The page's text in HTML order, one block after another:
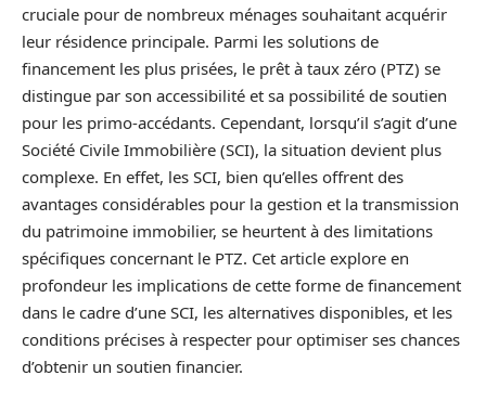
cruciale pour de nombreux ménages souhaitant acquérir
leur résidence principale. Parmi les solutions de
financement les plus prisées, le prêt à taux zéro (PTZ) se
distingue par son accessibilité et sa possibilité de soutien
pour les primo-accédants. Cependant, lorsqu’il s’agit d’une
Société Civile Immobilière (SCI), la situation devient plus
complexe. En effet, les SCI, bien qu’elles offrent des
avantages considérables pour la gestion et la transmission
du patrimoine immobilier, se heurtent à des limitations
spécifiques concernant le PTZ. Cet article explore en
profondeur les implications de cette forme de financement
dans le cadre d’une SCI, les alternatives disponibles, et les
conditions précises à respecter pour optimiser ses chances
d’obtenir un soutien financier.